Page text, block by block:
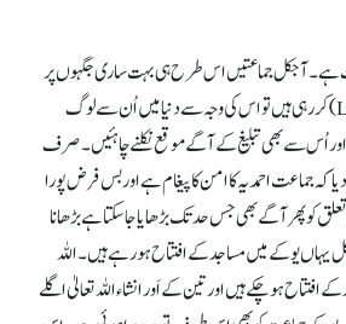
بات ہے۔ آجکل جماعتیں اس طرح ہی بہت ساری جگہوں پر
جو لیف لٹنگ (Leafletting) کر رہی ہیں تو اس کی وجہ سے دنیا میں اُن سے لوگ
اُس سے بھی تبلیغ کے آگے موقع نکلنے چاہئیں۔ صرف
کہ جماعت احمدیہ کا امن کا پیغام ہے اور بس فرض پورا
کو پھر آگے بھی جس حد تک بڑھایا جاسکتا ہے بڑھانا
یوکے میں مساجد کے افتتاح ہو رہے ہیں۔ اللہ
ہو چکے ہیں اور تین کے اَور انشاء اللہ تعالیٰ اگلے